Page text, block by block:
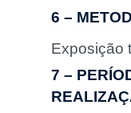
6 –
Exposição
7 –